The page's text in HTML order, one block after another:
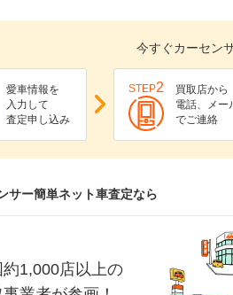
今すぐカーセン
愛車情報を
入力して
査定申し込み
STEP2
買取店から
電話、メー
でご連絡
サー簡単ネット車査定なら
約1,000店以上の